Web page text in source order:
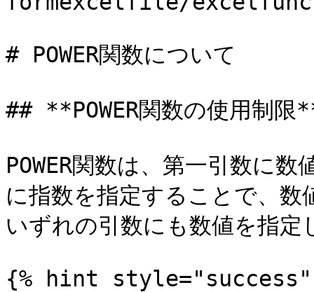
# POWER関数について
## **POWER関数の使用制限
POWER関数は、第一引数に
に指数を指定することで、
いずれの引数にも数値を指定
{% hint style="success"